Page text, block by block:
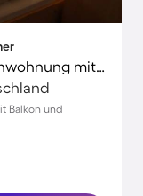
Kinderfreundliche schöne Ferienwohnung mit Terrasse und Grill
Balkon und